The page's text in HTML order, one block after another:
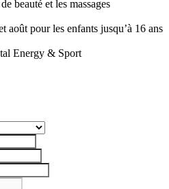
beauté et les massages
août pour les enfants jusqu’à 16 ans
Energy & Sport